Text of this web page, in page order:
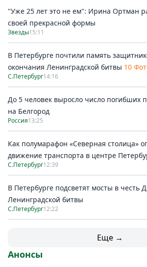
"Уже 25 лет это не ем": Ирина Ортман
своей прекрасной формы
Звезды15:11
В Петербурге почтили память
окончания Ленинградской битвы 10
С.Петербург14:16
До 5 человек выросло число погибших
на Белгород
Россия13:25
Как полумарафон «Северная столица»
движение транспорта в центре
С.Петербург12:39
В Петербурге подсветят мосты в честь
Ленинградской битвы
С.Петербург12:22
Еще →
Анонсы